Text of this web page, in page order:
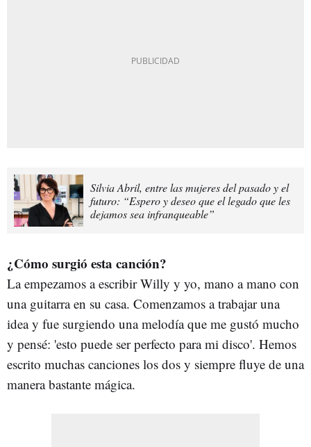
Silvia Abril, entre las mujeres del pasado y el
futuro: “Espero y deseo que el legado que les
dejamos sea infranqueable”
¿Cómo surgió esta canción?
La empezamos a escribir Willy y yo, mano a mano con
una guitarra en su casa. Comenzamos a trabajar una
idea y fue surgiendo una melodía que me gustó mucho
y pensé: 'esto puede ser perfecto para mi disco'. Hemos
escrito muchas canciones los dos y siempre fluye de una
manera bastante mágica.